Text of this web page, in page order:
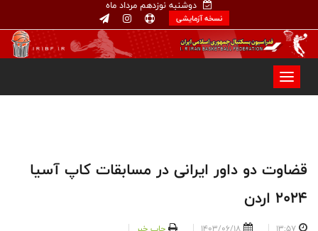
دوشنبه نوزدهم مرداد ماه
نسخه آزمایشی
قضاوت دو داور ایرانی در مسابقات کاپ آسیا
۲۰۲۴ اردن